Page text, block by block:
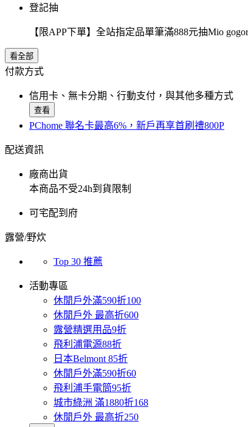
登記抽
【限APP下單】全站指定品單筆滿888元抽Mio
看全部
付款方式
信用卡、無卡分期、行動支付，與其他多種方式
查看
PChome 聯名卡最高6%，新戶再享首刷禮800P
配送資訊
廠商出貨
本商品不受24h到貨限制
可宅配到府
露營/野炊
Top 30 推薦
活動專區
休閒戶外滿590折100
休閒戶外 最高折600
露營精選用品9折
飛利浦電源88折
日本Belmont 85折
休閒戶外滿590折60
飛利浦手電筒95折
城市綠洲 滿1880折168
休閒戶外 最高折250